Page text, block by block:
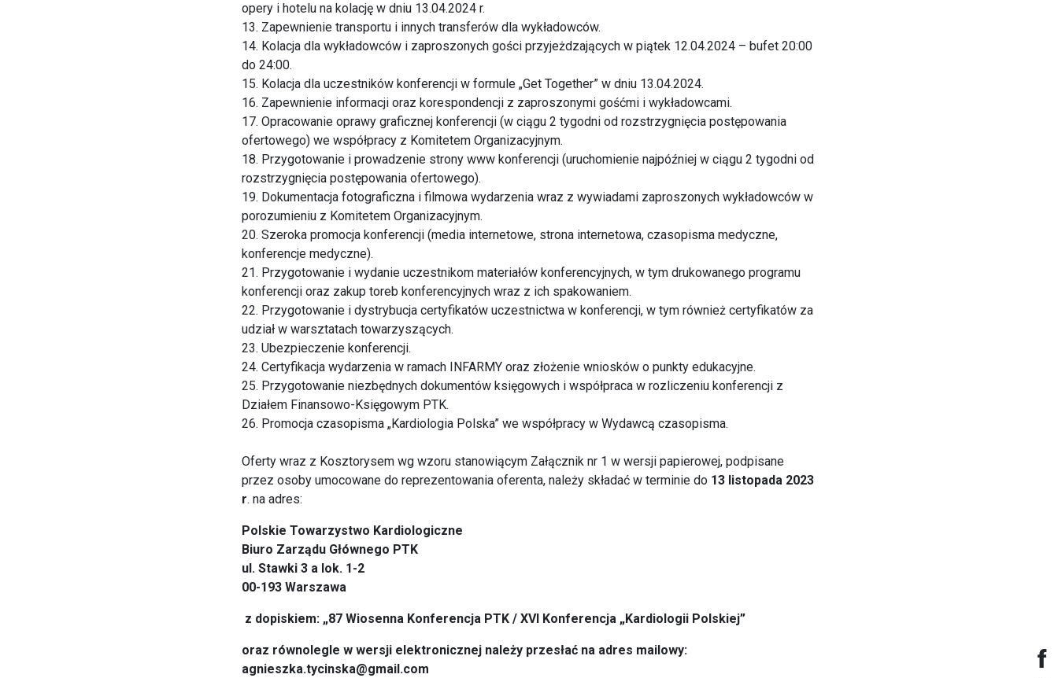
opery i hotelu na kolację w dniu 13.04.2024 r.
13. Zapewnienie transportu i innych transferów dla wykładowców.
14. Kolacja dla wykładowców i zaproszonych gości przyjeżdzających w piątek 12.04.2024 – bufet 20:00
do 24:00.
15. Kolacja dla uczestników konferencji w formule „Get Together” w dniu 13.04.2024.
16. Zapewnienie informacji oraz korespondencji z zaproszonymi gośćmi i wykładowcami.
17. Opracowanie oprawy graficznej konferencji (w ciągu 2 tygodni od rozstrzygnięcia postępowania
ofertowego) we współpracy z Komitetem Organizacyjnym.
18. Przygotowanie i prowadzenie strony www konferencji (uruchomienie najpóźniej w ciągu 2 tygodni od
rozstrzygnięcia postępowania ofertowego).
19. Dokumentacja fotograficzna i filmowa wydarzenia wraz z wywiadami zaproszonych wykładowców w
porozumieniu z Komitetem Organizacyjnym.
20. Szeroka promocja konferencji (media internetowe, strona internetowa, czasopisma medyczne,
konferencje medyczne).
21. Przygotowanie i wydanie uczestnikom materiałów konferencyjnych, w tym drukowanego programu
konferencji oraz zakup toreb konferencyjnych wraz z ich spakowaniem.
22. Przygotowanie i dystrybucja certyfikatów uczestnictwa w konferencji, w tym również certyfikatów za
udział w warsztatach towarzyszących.
23. Ubezpieczenie konferencji.
24. Certyfikacja wydarzenia w ramach INFARMY oraz złożenie wniosków o punkty edukacyjne.
25. Przygotowanie niezbędnych dokumentów księgowych i współpraca w rozliczeniu konferencji z
Działem Finansowo-Księgowym PTK.
26. Promocja czasopisma „Kardiologia Polska” we współpracy w Wydawcą czasopisma.
Oferty wraz z Kosztorysem wg wzoru stanowiącym Załącznik nr 1 w wersji papierowej, podpisane
przez osoby umocowane do reprezentowania oferenta, należy składać w terminie do 13 listopada 2023
r. na adres:
Polskie Towarzystwo Kardiologiczne
Biuro Zarządu Głównego PTK
ul. Stawki 3 a lok. 1-2
00-193 Warszawa
z dopiskiem: „87 Wiosenna Konferencja PTK / XVI Konferencja „Kardiologii Polskiej”
oraz równolegle w wersji elektronicznej należy przesłać na adres mailowy:
agnieszka.tycinska@gmail.com